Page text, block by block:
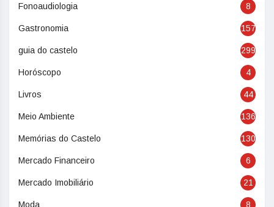
Fonoaudiologia 8
Gastronomia 157
guia do castelo 299
Horóscopo 4
Livros 44
Meio Ambiente 136
Memórias do Castelo 130
Mercado Financeiro 6
Mercado Imobiliário 21
Moda 8